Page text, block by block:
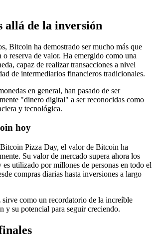
allá de la inversión
Bitcoin ha demostrado ser mucho más que
reserva de valor. Ha emergido como una
capaz de realizar transacciones a nivel
de intermediarios financieros tradicionales.
en general, han pasado de ser
"dinero digital" a ser reconocidas como
y tecnológica.
hoy
Pizza Day, el valor de Bitcoin ha
Su valor de mercado supera ahora los
es utilizado por millones de personas en todo el
compras diarias hasta inversiones a largo
como un recordatorio de la increíble
y su potencial para seguir creciendo.